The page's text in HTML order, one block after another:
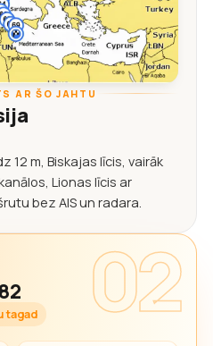
AR ŠO JAHTU
12 m, Biskajas līcis, vairāk
Lionas līcis ar
bez AIS un radara.
02
tagad